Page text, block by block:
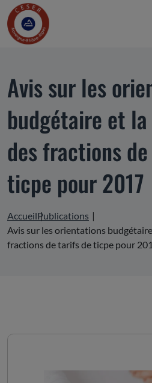
Avis sur les
budgétaire et
des fractions
ticpe pour 2017
AccueilPublications
Avis sur les orientations
fractions de tarifs de ticpe pour